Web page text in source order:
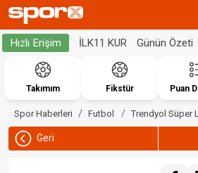
Hızlı Erişim İLK11 KUR Günün Özeti
Takımım Fikstür Puan
Spor Haberleri Futbol Trendyol Süper
Geri